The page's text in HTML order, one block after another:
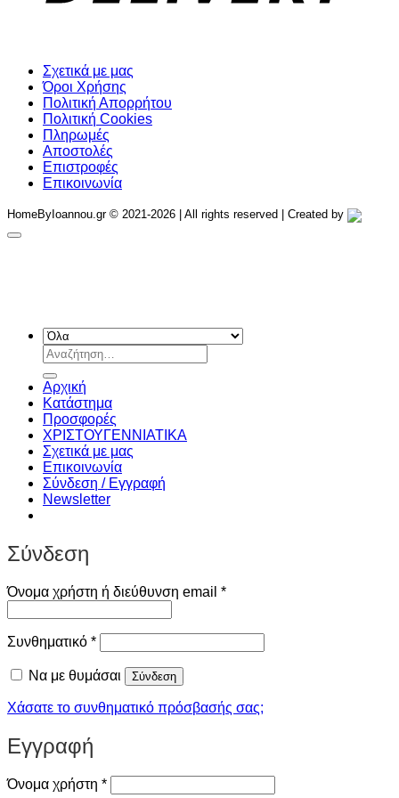
Σχετικά με μας
Όροι Χρήσης
Πολιτική Απορρήτου
Πολιτική Cookies
Πληρωμές
Αποστολές
Επιστροφές
Επικοινωνία
HomeByIoannou.gr © 2021-2026 | All rights reserved | Created by
Αναζήτηση
για:
Αρχική
Κατάστημα
Προσφορές
ΧΡΙΣΤΟΥΓΕΝΝIATIKA
Σχετικά με μας
Επικοινωνία
Σύνδεση / Εγγραφή
Newsletter
Σύνδεση
Όνομα χρήστη ή διεύθυνση email *Απαιτείται
Συνθηματικό *Απαιτείται
Να με θυμάσαι Σύνδεση
Χάσατε το συνθηματικό πρόσβασής σας;
Εγγραφή
Όνομα χρήστη *Απαιτείται